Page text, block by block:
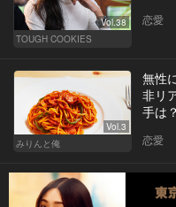
Vol.38
TOUGH COOKIES
恋愛
Vol.3
みりんと俺
無性
非リ
手は？
恋愛